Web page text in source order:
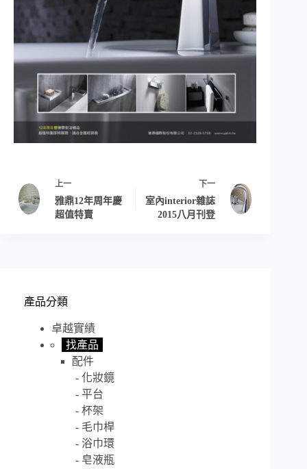
上一
雅鼎12年周年慶
超值特賣
下一
室內interior雜誌
2015八月刊登
產品分類
卓越實績
找產品
配件
化妝鏡
平台
杯架
毛巾桿
浴巾環
皂液瓶